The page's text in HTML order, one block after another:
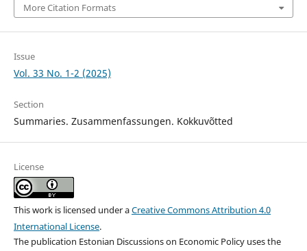
More Citation Formats
Issue
Vol. 33 No. 1-2 (2025)
Section
Summaries. Zusammenfassungen. Kokkuvõtted
License
This work is licensed under aCreative Commons Attribution 4.0
International License.
The publication Estonian Discussions on Economic Policy uses the